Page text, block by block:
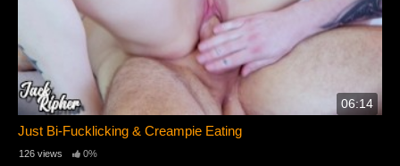
06:14
Just Bi-Fucklicking & Creampie Eating
126 views 0%